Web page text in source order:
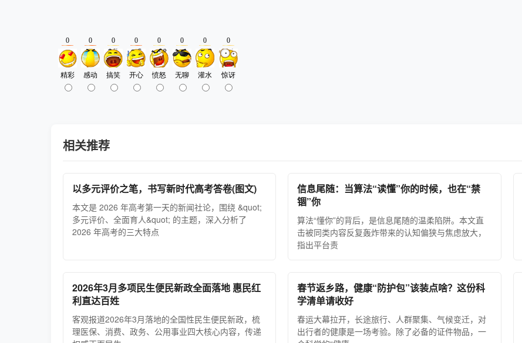
相关推荐
以多元评价之笔，书写新时代高考答卷(图文)
本文是 2026 年高考第一天的新闻社论，围绕 &quot;
多元评价、全面育人&quot; 的主题，深入分析了
2026 年高考的三大特点
信息尾随：当算法“读懂”你的时候，也在“禁
锢”你
算法“懂你”的背后，是信息尾随的温柔陷阱。本文直
击被同类内容反复轰炸带来的认知偏狭与焦虑放大，
指出平台责
2026年3月多项民生便民新政全面落地 惠民红
利直达百姓
客观报道2026年3月落地的全国性民生便民新政，梳
理医保、消费、政务、公用事业四大核心内容，传递
春节返乡路，健康“防护包”该装点啥？这份科
学清单请收好
春运大幕拉开，长途旅行、人群聚集、气候变迁，对
出行者的健康是一场考验。除了必备的证件物品，一